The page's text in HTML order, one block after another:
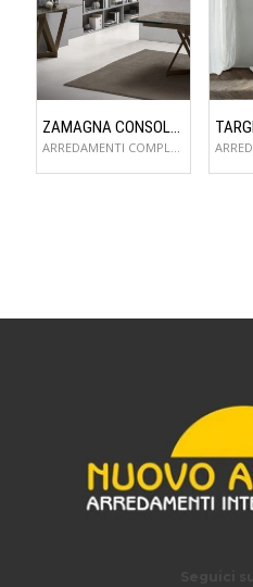
ZAMAGNA CONSOLLE FLAME
ARREDAMENTI COMPLEMENTI D'ARREDO